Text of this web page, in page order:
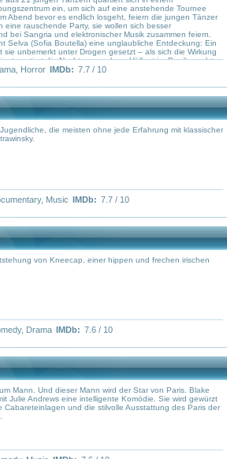
ein, um sich auf eine anstehende Tournee
Abend bevor es endlich losgeht, feiern die jungen Tänzer
eine rauschende Party, sie wollen sich besser
bei Sangria und elektronischer Musik zusammen feiern.
Selva (Sofia Boutella) eine unglaubliche Entdeckung: Ein
sie unbemerkt unter Drogen gesetzt – als sich die Wirkung
mutiert die Nacht zum wahren Höllentrip: Panik macht
Künstlern breit, unterschwellige Abneigung eskaliert in
Horror IMDb: 7.7 / 10
die meisten ohne jede Erfahrung mit klassischer
, Music IMDb: 7.7 / 10
von Kneecap, einer hippen und frechen irischen
, Drama IMDb: 7.6 / 10
Mann. Und dieser Mann wird der Star von Paris. Blake
Julie Andrews eine intelligente Komödie. Sie wird gewürzt
Cabareteinlagen und die stilvolle Ausstattung des Paris der